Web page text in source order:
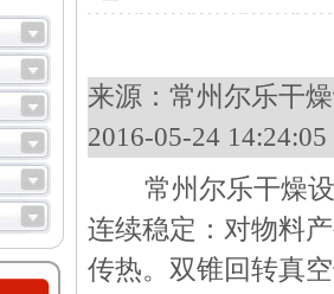
来源： 常州尔乐干
2016-05-24
常州尔乐干燥设
连续稳定：对物料
传热。双锥回转真